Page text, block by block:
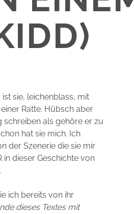
sie, leichenblass, mit
Ratte. Hübsch aber
schreiben als gehöre er zu
hat sie mich. Ich
der Szenerie die sie mir
dieser Geschichte von
ich bereits von ihr
dieses Textes mit